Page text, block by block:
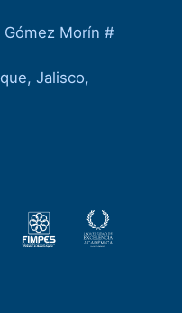
Morín #
Jalisco,